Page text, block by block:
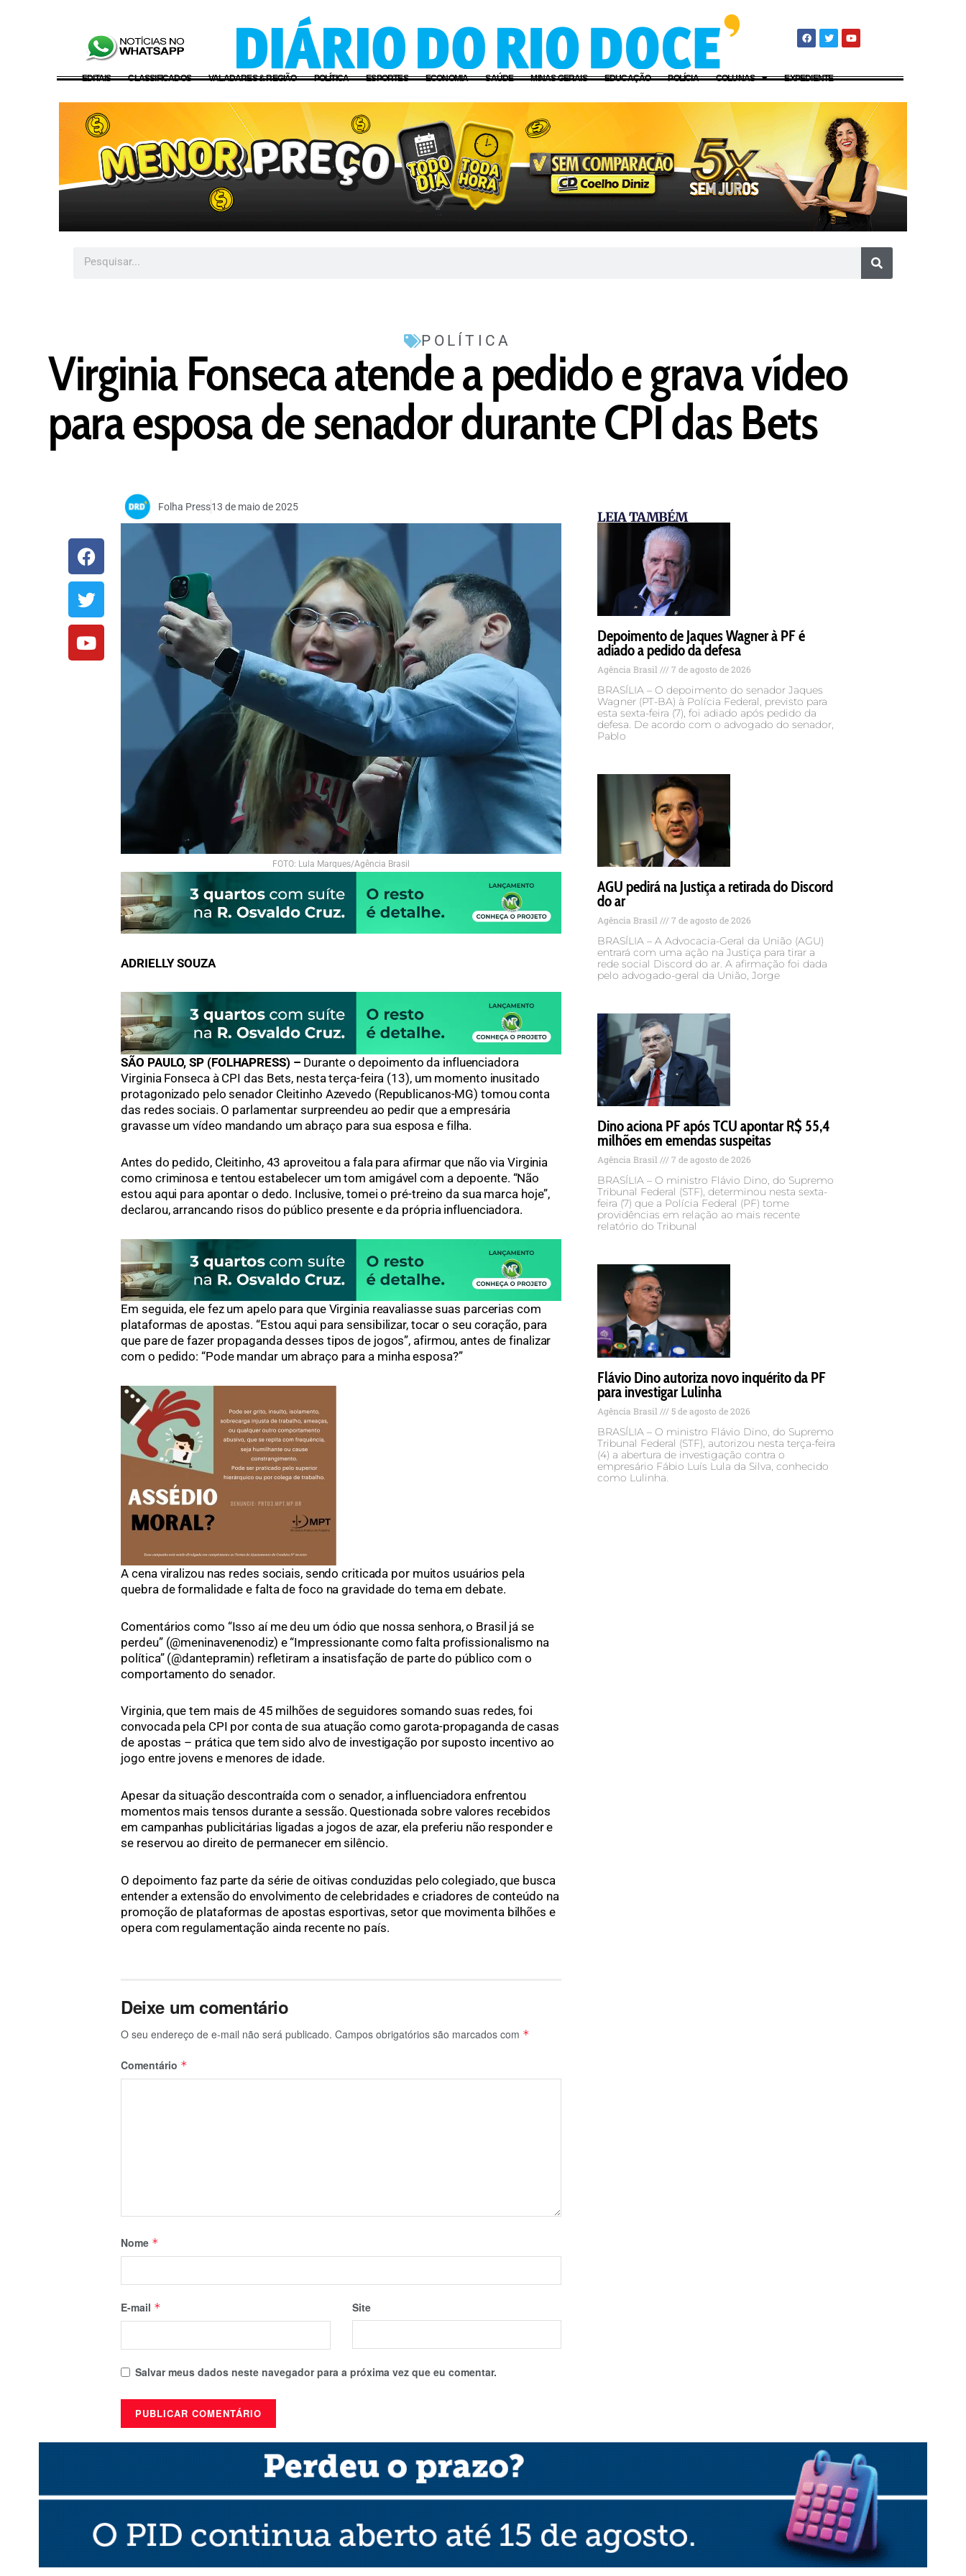
EDITAIS CLASSIFICADOS VALADARES & REGIÃO POLÍTICA ESPORTES ECONOMIA SAÚDE MINAS GERAIS EDUCAÇÃO POLÍCIA COLUNAS EXPEDIENTE
POLÍTICA
Virginia Fonseca atende a pedido e grava vídeo
para esposa de senador durante CPI das Bets
Folha Press13 de maio de 2025
FOTO: Lula Marques/Agência Brasil
ADRIELLY SOUZA
SÃO PAULO, SP (FOLHAPRESS) – Durante o depoimento da influenciadora
Virginia Fonseca à CPI das Bets, nesta terça-feira (13), um momento inusitado
protagonizado pelo senador Cleitinho Azevedo (Republicanos-MG) tomou conta
das redes sociais. O parlamentar surpreendeu ao pedir que a empresária
gravasse um vídeo mandando um abraço para sua esposa e filha.
Antes do pedido, Cleitinho, 43 aproveitou a fala para afirmar que não via Virginia
como criminosa e tentou estabelecer um tom amigável com a depoente. “Não
estou aqui para apontar o dedo. Inclusive, tomei o pré-treino da sua marca hoje”,
declarou, arrancando risos do público presente e da própria influenciadora.
Em seguida, ele fez um apelo para que Virginia reavaliasse suas parcerias com
plataformas de apostas. “Estou aqui para sensibilizar, tocar o seu coração, para
que pare de fazer propaganda desses tipos de jogos”, afirmou, antes de finalizar
com o pedido: “Pode mandar um abraço para a minha esposa?”
A cena viralizou nas redes sociais, sendo criticada por muitos usuários pela
quebra de formalidade e falta de foco na gravidade do tema em debate.
Comentários como “Isso aí me deu um ódio que nossa senhora, o Brasil já se
perdeu” (@meninavenenodiz) e “Impressionante como falta profissionalismo na
política” (@dantepramin) refletiram a insatisfação de parte do público com o
comportamento do senador.
Virginia, que tem mais de 45 milhões de seguidores somando suas redes, foi
convocada pela CPI por conta de sua atuação como garota-propaganda de casas
de apostas – prática que tem sido alvo de investigação por suposto incentivo ao
jogo entre jovens e menores de idade.
Apesar da situação descontraída com o senador, a influenciadora enfrentou
momentos mais tensos durante a sessão. Questionada sobre valores recebidos
em campanhas publicitárias ligadas a jogos de azar, ela preferiu não responder e
se reservou ao direito de permanecer em silêncio.
O depoimento faz parte da série de oitivas conduzidas pelo colegiado, que busca
entender a extensão do envolvimento de celebridades e criadores de conteúdo na
promoção de plataformas de apostas esportivas, setor que movimenta bilhões e
opera com regulamentação ainda recente no país.
Deixe um comentário
O seu endereço de e-mail não será publicado. Campos obrigatórios são marcados com *
Comentário *
Nome *
E-mail * Site
Salvar meus dados neste navegador para a próxima vez que eu comentar.
LEIA TAMBÉM
Depoimento de Jaques Wagner à PF é
adiado a pedido da defesa
Agência Brasil 7 de agosto de 2026
BRASÍLIA – O depoimento do senador Jaques
Wagner (PT-BA) à Polícia Federal, previsto para
esta sexta-feira (7), foi adiado após pedido da
defesa. De acordo com o advogado do senador,
Pablo
AGU pedirá na Justiça a retirada do Discord
do ar
Agência Brasil 7 de agosto de 2026
BRASÍLIA – A Advocacia-Geral da União (AGU)
entrará com uma ação na Justiça para tirar a
rede social Discord do ar. A afirmação foi dada
pelo advogado-geral da União, Jorge
Dino aciona PF após TCU apontar R$ 55,4
milhões em emendas suspeitas
Agência Brasil 7 de agosto de 2026
BRASÍLIA – O ministro Flávio Dino, do Supremo
Tribunal Federal (STF), determinou nesta sexta-
feira (7) que a Polícia Federal (PF) tome
providências em relação ao mais recente
relatório do Tribunal
Flávio Dino autoriza novo inquérito da PF
para investigar Lulinha
Agência Brasil 5 de agosto de 2026
BRASÍLIA – O ministro Flávio Dino, do Supremo
Tribunal Federal (STF), autorizou nesta terça-feira
(4) a abertura de investigação contra o
empresário Fábio Luís Lula da Silva, conhecido
como Lulinha.